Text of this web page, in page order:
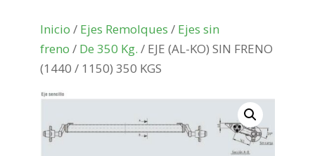
Inicio / Ejes Remolques / Ejes sin
freno / De 350 Kg. / EJE (AL-KO) SIN FRENO
(1440 / 1150) 350 KGS